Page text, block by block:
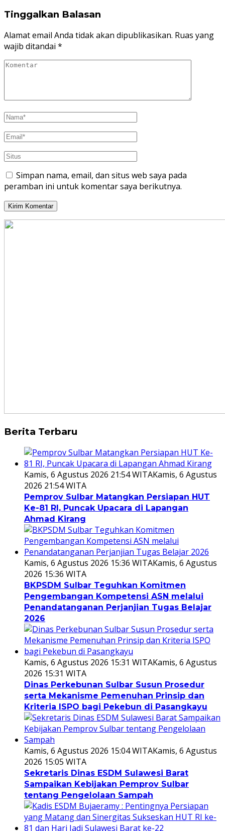
Tinggalkan Balasan
Alamat email Anda tidak akan dipublikasikan. Ruas yang
wajib ditandai *
Simpan nama, email, dan situs web saya pada
peramban ini untuk komentar saya berikutnya.
Berita Terbaru
Kamis, 6 Agustus 2026 21:54 WITAKamis, 6 Agustus
2026 21:54 WITA
Pemprov Sulbar Matangkan Persiapan HUT
Ke-81 RI, Puncak Upacara di Lapangan
Ahmad Kirang
Kamis, 6 Agustus 2026 15:36 WITAKamis, 6 Agustus
2026 15:36 WITA
BKPSDM Sulbar Teguhkan Komitmen
Pengembangan Kompetensi ASN melalui
Penandatanganan Perjanjian Tugas Belajar
2026
Kamis, 6 Agustus 2026 15:31 WITAKamis, 6 Agustus
2026 15:31 WITA
Dinas Perkebunan Sulbar Susun Prosedur
serta Mekanisme Pemenuhan Prinsip dan
Kriteria ISPO bagi Pekebun di Pasangkayu
Kamis, 6 Agustus 2026 15:04 WITAKamis, 6 Agustus
2026 15:05 WITA
Sekretaris Dinas ESDM Sulawesi Barat
Sampaikan Kebijakan Pemprov Sulbar
tentang Pengelolaan Sampah